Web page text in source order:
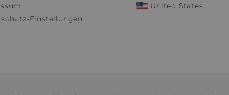
Einstellungen
United States